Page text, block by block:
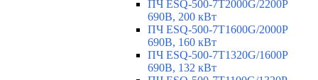
ПЧ ESQ-500-7T2000G/2200P
690В, 200 кВт
ПЧ ESQ-500-7T1600G/2000P
690В, 160 кВт
ПЧ ESQ-500-7T1320G/1600P
690В, 132 кВт